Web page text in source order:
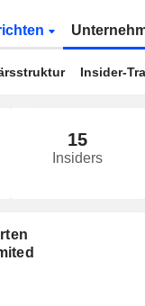
Insider-
15
Insiders